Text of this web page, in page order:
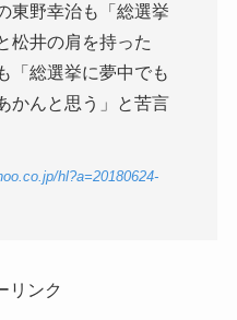
東野幸治も「総選挙
松井の肩を持った
「総選挙に夢中でも
かんと思う」と苦言
hl?a=20180624-
リンク